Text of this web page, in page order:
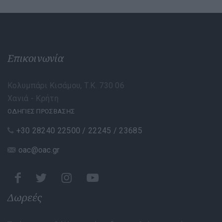
Επικοινωνία
Κολυμπάρι Κισάμου, Τ.Κ. 730 06
Χανιά - Κρήτη
ΟΔΗΓΙΕΣ ΠΡΟΣΒΑΣΗΣ
+30 28240 22500 / 22245 / 23685
oac@oac.gr
Δωρεές